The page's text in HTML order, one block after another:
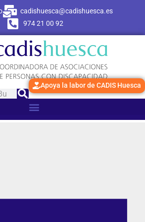
cadishuesca@cadishuesca.es
974 21 00 92
Apoya la labor de CADIS Huesca